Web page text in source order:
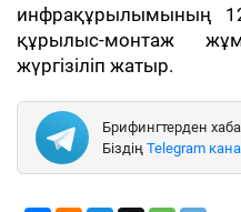
инфрақұрылымының
құрылыс-монтаж
жүргізіліп жатыр.
Брифингтерден
Біздің Telegram